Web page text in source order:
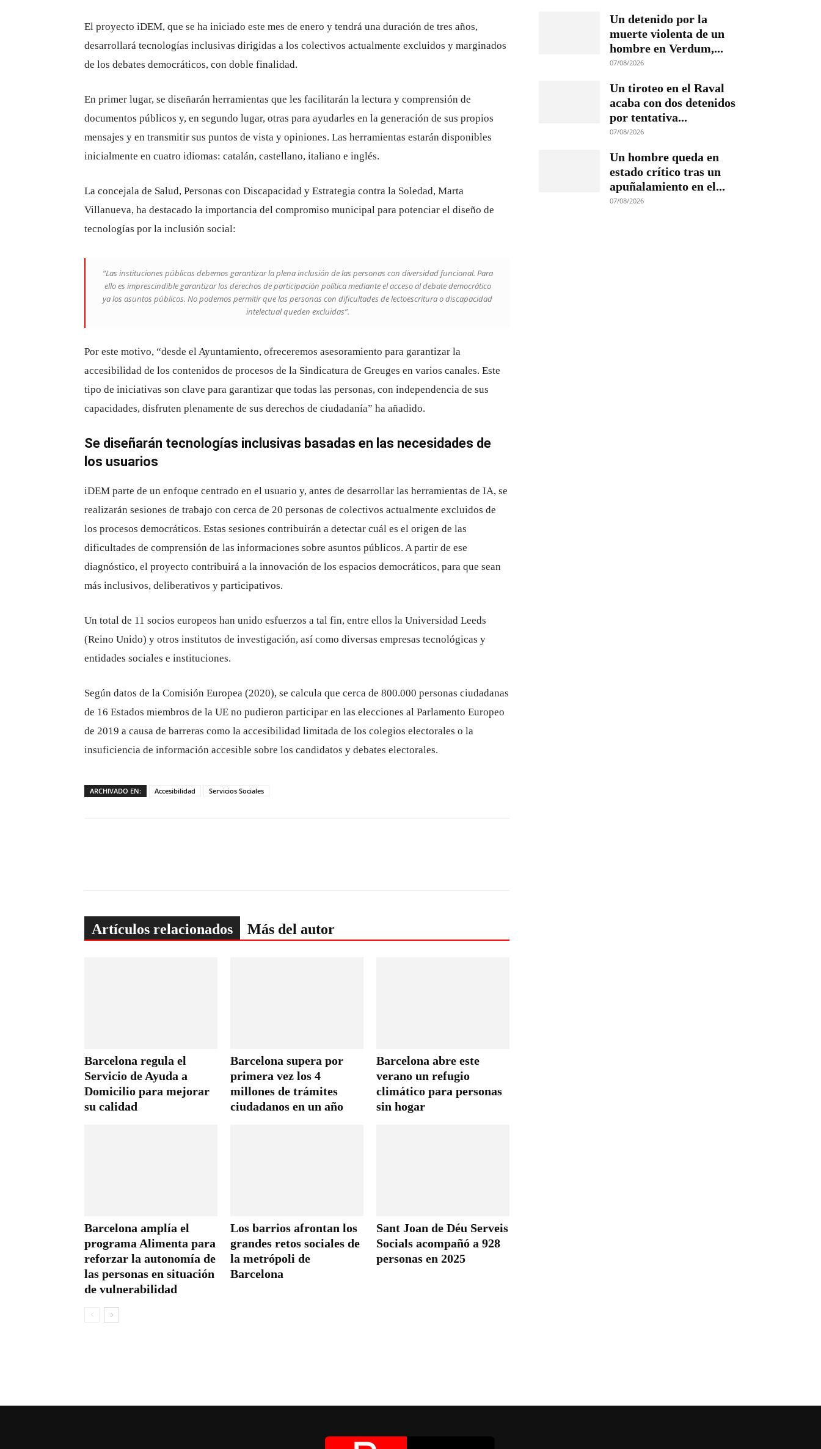
El proyecto iDEM, que se ha iniciado este mes de enero y tendrá una duración de tres años,
desarrollará tecnologías inclusivas dirigidas a los colectivos actualmente excluidos y marginados
de los debates democráticos, con doble finalidad.
En primer lugar, se diseñarán herramientas que les facilitarán la lectura y comprensión de
documentos públicos y, en segundo lugar, otras para ayudarles en la generación de sus propios
mensajes y en transmitir sus puntos de vista y opiniones. Las herramientas estarán disponibles
inicialmente en cuatro idiomas: catalán, castellano, italiano e inglés.
La concejala de Salud, Personas con Discapacidad y Estrategia contra la Soledad, Marta
Villanueva, ha destacado la importancia del compromiso municipal para potenciar el diseño de
tecnologías por la inclusión social:
“Las instituciones públicas debemos garantizar la plena inclusión de las personas con diversidad funcional. Para
ello es imprescindible garantizar los derechos de participación política mediante el acceso al debate democrático
ya los asuntos públicos. No podemos permitir que las personas con dificultades de lectoescritura o discapacidad
intelectual queden excluidas”.
Por este motivo, “desde el Ayuntamiento, ofreceremos asesoramiento para garantizar la
accesibilidad de los contenidos de procesos de la Sindicatura de Greuges en varios canales. Este
tipo de iniciativas son clave para garantizar que todas las personas, con independencia de sus
capacidades, disfruten plenamente de sus derechos de ciudadanía” ha añadido.
Se diseñarán tecnologías inclusivas basadas en las necesidades de
los usuarios
iDEM parte de un enfoque centrado en el usuario y, antes de desarrollar las herramientas de IA, se
realizarán sesiones de trabajo con cerca de 20 personas de colectivos actualmente excluidos de
los procesos democráticos. Estas sesiones contribuirán a detectar cuál es el origen de las
dificultades de comprensión de las informaciones sobre asuntos públicos. A partir de ese
diagnóstico, el proyecto contribuirá a la innovación de los espacios democráticos, para que sean
más inclusivos, deliberativos y participativos.
Un total de 11 socios europeos han unido esfuerzos a tal fin, entre ellos la Universidad Leeds
(Reino Unido) y otros institutos de investigación, así como diversas empresas tecnológicas y
entidades sociales e instituciones.
Según datos de la Comisión Europea (2020), se calcula que cerca de 800.000 personas ciudadanas
de 16 Estados miembros de la UE no pudieron participar en las elecciones al Parlamento Europeo
de 2019 a causa de barreras como la accesibilidad limitada de los colegios electorales o la
insuficiencia de información accesible sobre los candidatos y debates electorales.
ARCHIVADO EN: Accesibilidad Servicios Sociales
Artículos relacionados Más del autor
Barcelona regula el
Servicio de Ayuda a
Domicilio para mejorar
su calidad
Barcelona supera por
primera vez los 4
millones de trámites
ciudadanos en un año
Barcelona abre este
verano un refugio
climático para personas
sin hogar
Barcelona amplía el
programa Alimenta para
reforzar la autonomía de
las personas en situación
de vulnerabilidad
Los barrios afrontan los
grandes retos sociales de
la metrópoli de
Barcelona
Sant Joan de Déu Serveis
Socials acompañó a 928
personas en 2025
Un detenido por la
muerte violenta de un
hombre en Verdum,...
07/08/2026
Un tiroteo en el Raval
acaba con dos detenidos
por tentativa...
07/08/2026
Un hombre queda en
estado crítico tras un
apuñalamiento en el...
07/08/2026